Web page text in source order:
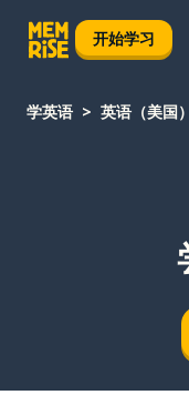
开始学习
学英语 英语（美国